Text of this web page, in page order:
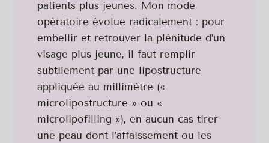
patients plus jeunes. Mon mode
opératoire évolue radicalement : pour
embellir et retrouver la plénitude d’un
visage plus jeune, il faut remplir
subtilement par une lipostructure
appliquée au millimètre («
microlipostructure » ou «
microlipofilling »), en aucun cas tirer
une peau dont l’affaissement ou les